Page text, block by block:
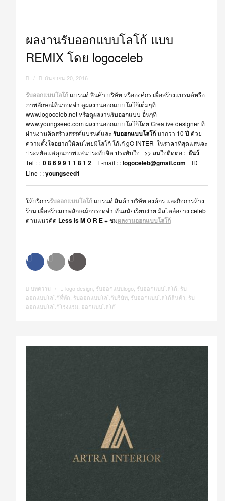
ผลงานรับออกแบบโลโก้ แบบ
REMIX โดย logoceleb
/ กันยายน 20, 2016
รับออกแบบโลโก้แบรนด์ สินค้า บริษัท หรือองค์กร เพื่อสร้างแบรนด์หรือ
ภาพลักษณ์ที่น่าจดจำ ดูผลงานออกแบบโลโก้เต็มๆที่
www.logoceleb.net หรือดูผลงานรับออกแบบ อื่นๆที่
www.youngseed.com ผลงานออกแบบโลโก้โดย Creative designer ที่
ผ่านงานคิดสร้างสรรค์แบรนด์และรับออกแบบโลโก้มากว่า 10 ปี ด้วย
ความตั้งใจอยากให้คนไทยมีโลโก้ โก้เก๋ gO iNTER ในราคาที่สุดแสนจะ
ประหยัดแต่คุณภาพแสนประทับจิต ประทับใจ >> สนใจติดต่อ : ธันว์
Tel : :0 8 6 9 9 1 1 8 1 2 E-mail : :logoceleb@gmail.com
ID
Line : :youngseed1
ให้บริการรับออกแบบโลโก้แบรนด์ สินค้า บริษัท องค์กร และกิจการห้าง
ร้าน เพื่อสร้างภาพลักษณ์การจดจำ ทันสมัยเรียบง่าย มีสไตล์อย่าง celeb
ตามแนวคิด Less is M O R E +ชมผลงานออกแบบโลโก้
บทความ / logo design รับออกแบบlogo, รับออกแบบโลโก้ รับ
ออกแบบโลโก้ที่พัก รับออกแบบโลโก้บริษัท, รับออกแบบโลโก้สินค้า รับ
ออกแบบโลโก้โรงแรม ออกแบบโลโก้